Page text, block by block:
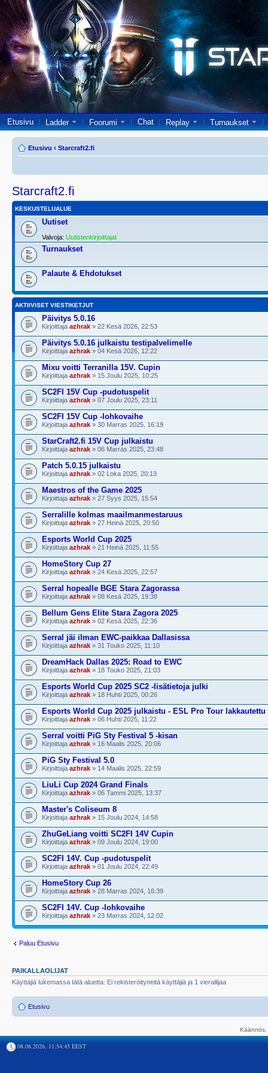
Etusivu Ladder Foorumi Chat Replay Turnaukset
Etusivu ‹ Starcraft2.fi
Starcraft2.fi
KESKUSTELUALUE
Uutiset
Valvoja: Uutistenkirjoittajat
Turnaukset
Palaute & Ehdotukset
AKTIIVISET VIESTIKETJUT
Päivitys 5.0.16
Kirjoittaja azhrak » 22 Kesä 2026, 22:53
Päivitys 5.0.16 julkaistu testipalvelimelle
Kirjoittaja azhrak » 04 Kesä 2026, 12:22
Mixu voitti Terranilla 15V. Cupin
Kirjoittaja azhrak » 15 Joulu 2025, 10:25
SC2FI 15V Cup -pudotuspelit
Kirjoittaja azhrak » 07 Joulu 2025, 23:11
SC2FI 15V Cup -lohkovaihe
Kirjoittaja azhrak » 30 Marras 2025, 16:19
StarCraft2.fi 15V Cup julkaistu
Kirjoittaja azhrak » 06 Marras 2025, 23:48
Patch 5.0.15 julkaistu
Kirjoittaja azhrak » 02 Loka 2025, 20:13
Maestros of the Game 2025
Kirjoittaja azhrak » 27 Syys 2025, 15:54
Serralille kolmas maailmanmestaruus
Kirjoittaja azhrak » 27 Heinä 2025, 20:50
Esports World Cup 2025
Kirjoittaja azhrak » 21 Heinä 2025, 11:55
HomeStory Cup 27
Kirjoittaja azhrak » 24 Kesä 2025, 22:57
Serral hopealle BGE Stara Zagorassa
Kirjoittaja azhrak » 08 Kesä 2025, 19:38
Bellum Gens Elite Stara Zagora 2025
Kirjoittaja azhrak » 02 Kesä 2025, 22:36
Serral jäi ilman EWC-paikkaa Dallasissa
Kirjoittaja azhrak » 31 Touko 2025, 11:10
DreamHack Dallas 2025: Road to EWC
Kirjoittaja azhrak » 18 Touko 2025, 21:03
Esports World Cup 2025 SC2 -lisätietoja julki
Kirjoittaja azhrak » 18 Huhti 2025, 00:26
Esports World Cup 2025 julkaistu - ESL Pro Tour lakkautettu
Kirjoittaja azhrak » 06 Huhti 2025, 11:22
Serral voitti PiG Sty Festival 5 -kisan
Kirjoittaja azhrak » 16 Maalis 2025, 20:06
PiG Sty Festival 5.0
Kirjoittaja azhrak » 14 Maalis 2025, 22:59
LiuLi Cup 2024 Grand Finals
Kirjoittaja azhrak » 06 Tammi 2025, 13:37
Master's Coliseum 8
Kirjoittaja azhrak » 15 Joulu 2024, 14:58
ZhuGeLiang voitti SC2FI 14V Cupin
Kirjoittaja azhrak » 09 Joulu 2024, 19:00
SC2FI 14V. Cup -pudotuspelit
Kirjoittaja azhrak » 01 Joulu 2024, 22:49
HomeStory Cup 26
Kirjoittaja azhrak » 28 Marras 2024, 16:39
SC2FI 14V. Cup -lohkovaihe
Kirjoittaja azhrak » 23 Marras 2024, 12:02
Paluu Etusivu
PAIKALLAOLIJAT
Käyttäjiä lukemassa tätä aluetta: Ei rekisteröityneitä käyttäjiä ja 1 vierailijaa
Etusivu
08.08.2026, 11:54:45 EEST